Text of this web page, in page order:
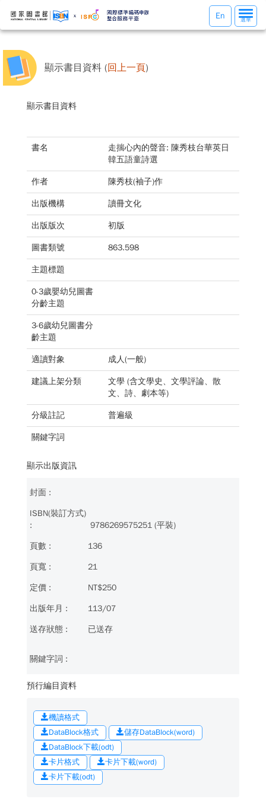
選
單
選單
En
顯示書目資料 (回上一頁)
顯示書目資料
書名
走揣心內的聲音: 陳秀枝台華英日
韓五語童詩選
作者 陳秀枝(袖子)作
出版機構 讀冊文化
出版版次 初版
圖書類號 863.598
主題標題
0-3歲嬰幼兒圖書
分齡主題
3-6歲幼兒圖書分
齡主題
適讀對象 成人(一般)
建議上架分類
文學 (含文學史、文學評論、散
文、詩、劇本等)
分級註記 普遍級
關鍵字詞
顯示出版資訊
9786269575251 (平裝)
136
21
NT$250
113/07
已送存
預行編目資料
機讀格式
DataBlock格式
儲存DataBlock(word)
DataBlock下載(odt)
卡片格式
卡片下載(word)
卡片下載(odt)